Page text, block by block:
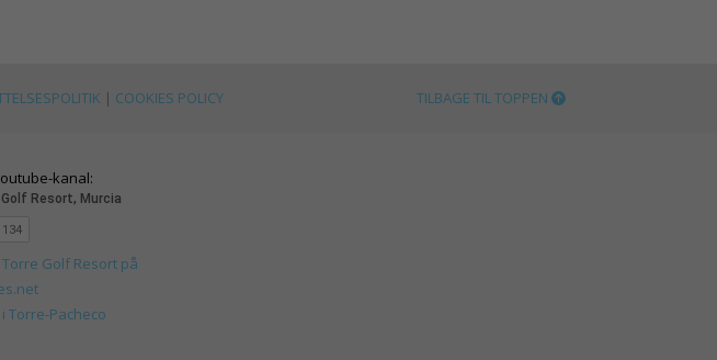
| COOKIES POLICY TILBAGE TIL TOPPEN
kanal:
Torre-Pacheco